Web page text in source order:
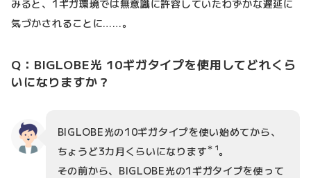
みると、1ギガ環境では無意識に許容していたわずかな遅延に
気づかされることに……。
Q：BIGLOBE光 10ギガタイプを使用してどれくら
いになりますか？
BIGLOBE光の10ギガタイプを使い始めてから、
ちょうど3カ月くらいになります ＊1。
その前から、BIGLOBE光の1ギガタイプを使って